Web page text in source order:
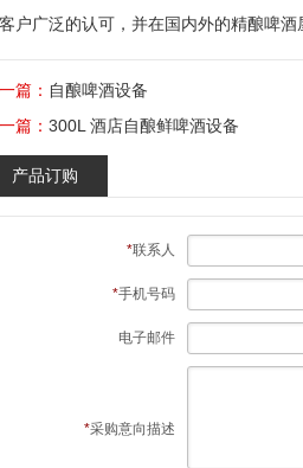
户广泛的认可，并在国内外的精酿啤酒
一篇： 自酿啤酒设备
篇： 300L 酒店自酿鲜啤酒设备
产品订购
*联系人
*手机号码
电子邮件
*采购意向描述